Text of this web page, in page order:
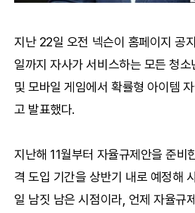
지난 22일 오전 넥슨이 홈페이지 공
일까지 자사가 서비스하는 모든 청
및 모바일 게임에서 확률형 아이템
고 발표했다.
지난해 11월부터 자율규제안을 준비
격 도입 기간을 상반기 내로 예정해
일 남짓 남은 시점이라, 언제 자율규